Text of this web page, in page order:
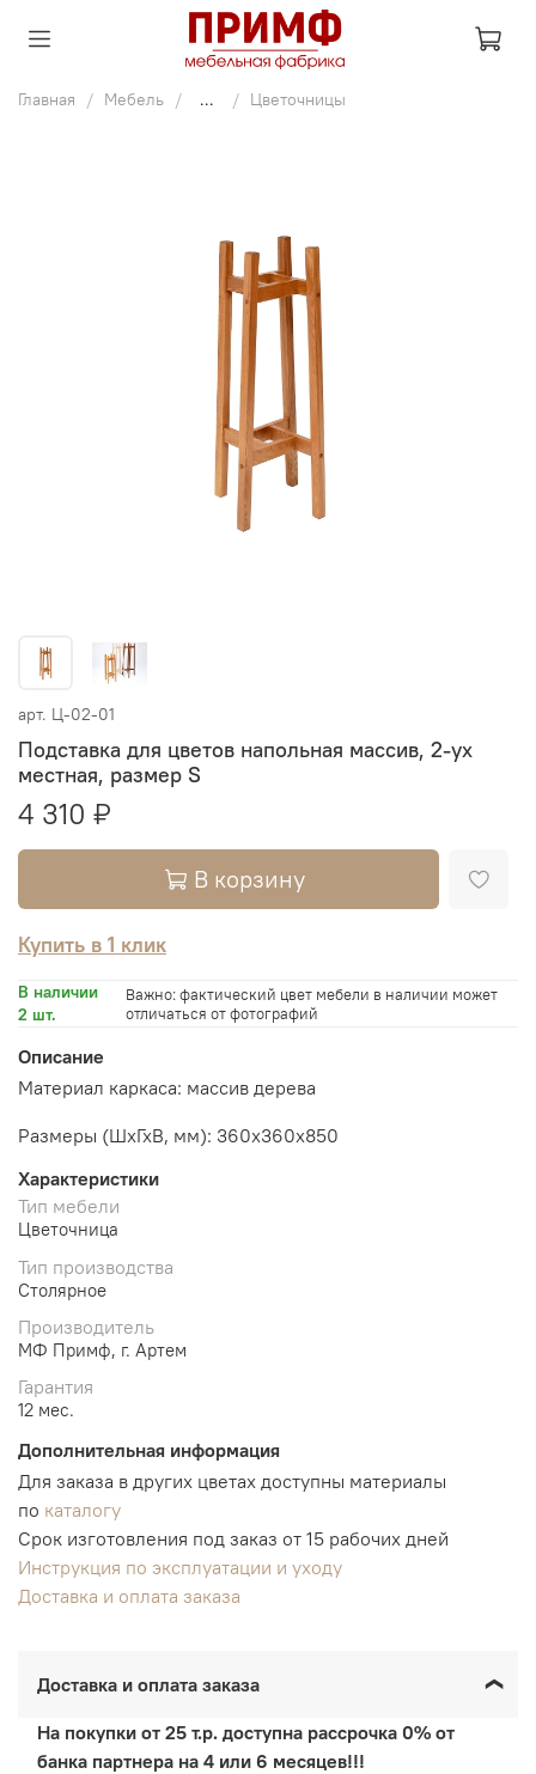
Главная Мебель ... Цветочницы
арт. Ц-02-01
Подставка для цветов напольная массив, 2-ух
местная, размер S
4 310 ₽
В корзину
Купить в 1 клик
В наличии
2 шт.
Важно: фактический цвет мебели в наличии может
отличаться от фотографий
Описание
Материал каркаса: массив дерева
Размеры (ШхГхВ, мм): 360х360х850
Характеристики
Тип мебели
Цветочница
Тип производства
Столярное
Производитель
МФ Примф, г. Артем
Гарантия
12 мес.
Дополнительная информация
Для заказа в других цветах доступны материалы
по каталогу
Срок изготовления под заказ от 15 рабочих дней
Инструкция по эксплуатации и уходу
Доставка и оплата заказа
Доставка и оплата заказа
На покупки от 25 т.р. доступна рассрочка 0% от
банка партнера на 4 или 6 месяцев!!!